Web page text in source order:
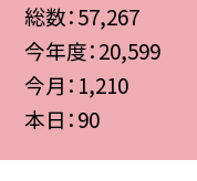
総数：57,267
今年度：20,599
今月： 1,210
本日：90